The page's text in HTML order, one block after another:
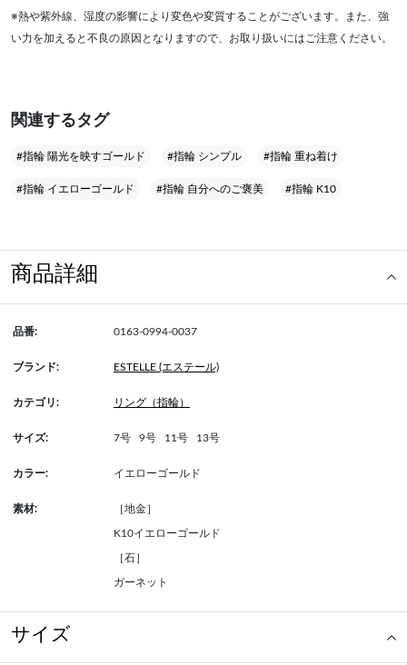
※熱や紫外線、湿度の影響により変色や変質することがございます。また、強
い力を加えると不良の原因となりますので、お取り扱いにはご注意ください。
関連するタグ
#指輪 陽光を映すゴールド #指輪 シンプル #指輪 重ね着け
#指輪 イエローゴールド #指輪 自分へのご褒美 #指輪 K10
商品詳細
品番: 0163-0994-0037
ブランド: ESTELLE (エステール)
カテゴリ: リング（指輪）
サイズ: 7号 9号 11号 13号
カラー: イエローゴールド
素材: ［地金］
K10イエローゴールド
［石］
ガーネット
サイズ